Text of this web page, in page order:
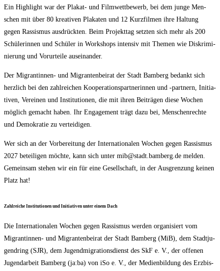
Ein High­light war der Pla­kat- und Film­wett­be­werb, bei dem jun­ge Men­
schen mit über 80 krea­ti­ven Pla­ka­ten und 12 Kurz­fil­men ihre Hal­tung
gegen Ras­sis­mus aus­drück­ten. Beim Pro­jekt­tag setz­ten sich mehr als 200
Schü­le­rin­nen und Schü­ler in Work­shops inten­siv mit The­men wie Dis­kri­mi­
nie­rung und Vor­ur­tei­le auseinander.
Der Migran­tin­nen- und Migran­ten­bei­rat der Stadt Bam­berg bedankt sich
herz­lich bei den zahl­rei­chen Koope­ra­ti­ons­part­ne­rin­nen und ‑part­nern, Initia­
ti­ven, Ver­ei­nen und Insti­tu­tio­nen, die mit ihren Bei­trä­gen die­se Wochen
mög­lich gemacht haben. Ihr Enga­ge­ment trägt dazu bei, Men­schen­rech­te
und Demo­kra­tie zu verteidigen.
Wer sich an der Vor­be­rei­tung der Inter­na­tio­na­len Wochen gegen Ras­sis­mus
2027 betei­li­gen möch­te, kann sich unter mib@stadt.bamberg.de mel­den.
Gemein­sam ste­hen wir ein für eine Gesell­schaft, in der Aus­gren­zung kei­nen
Platz hat!
Zahl­rei­che Insti­tu­tio­nen und Initia­ti­ven unter einem Dach
Die Inter­na­tio­na­len Wochen gegen Ras­sis­mus wer­den orga­ni­siert vom
Migran­tin­nen- und Migran­ten­bei­rat der Stadt Bam­berg (MiB), dem Stadt­ju­
gend­ring (SJR), dem Jugend­mi­gra­ti­ons­dienst des SkF e. V., der offe­nen
Jugend­ar­beit Bam­berg (ja:ba) von iSo e. V., der Medi­en­bil­dung des Erz­bis­